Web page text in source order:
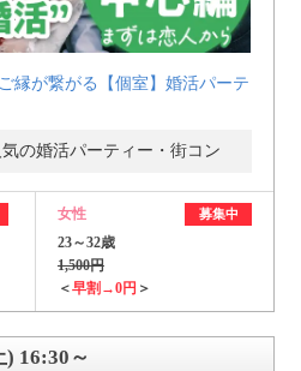
縁が繋がる【個室】婚活パーテ
の婚活パーティー・街コン
女性 募集中
23～32歳
1,500円
＜早割→0円 ＞
) 16:30～